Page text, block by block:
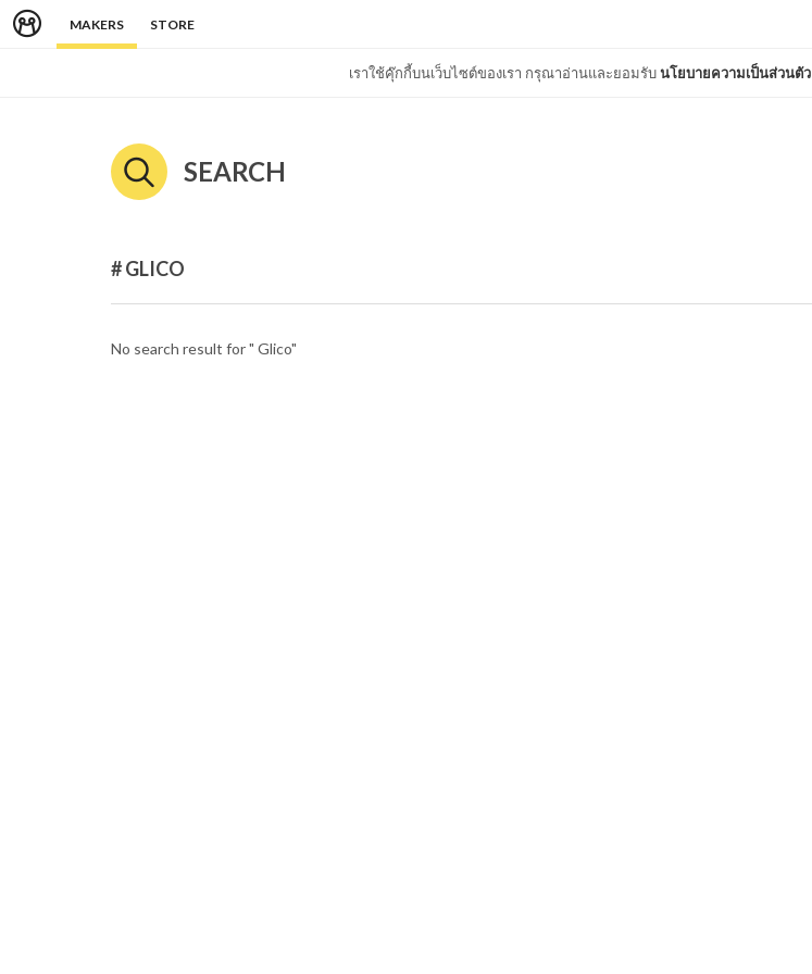
MAKERS STORE
เราใช้คุ๊กกี้บนเว็บไซต์ของเรา กรุณาอ่านและยอมรับนโยบายความเป็นส่วนตัว
SEARCH
# GLICO
No search result for " Glico"